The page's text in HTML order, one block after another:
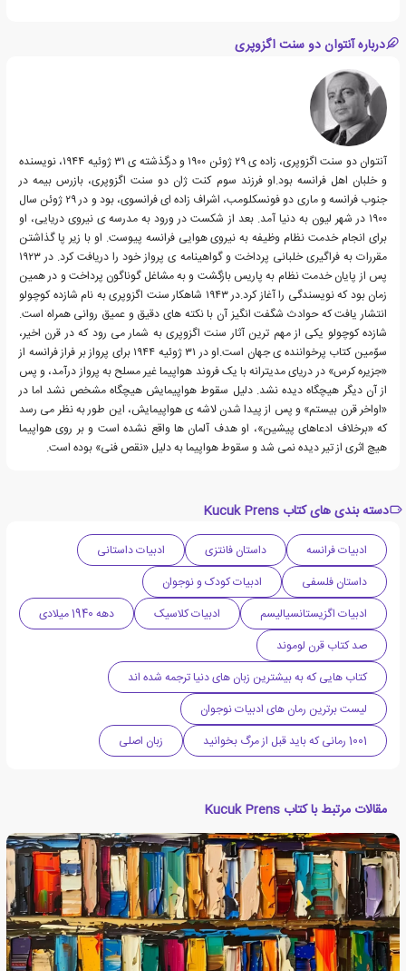
درباره آنتوان دو سنت اگزوپری
آنتوان دو سنت اگزوپری، زاده ی ۲۹ ژوئن ۱۹۰۰ و درگذشته ی ۳۱ ژوئیه ۱۹۴۴، نویسنده
و خلبان اهل فرانسه بود.او فرزند سوم کنت ژان دو سنت اگزوپری، بازرس بیمه در
جنوب فرانسه و ماری دو فونسکلومب، اشراف زاده ای فرانسوی، بود و در ۲۹ ژوئن سال
۱۹۰۰ در شهر لیون به دنیا آمد. بعد از شکست در ورود به مدرسه ی نیروی دریایی، او
برای انجام خدمت نظام وظیفه به نیروی هوایی فرانسه پیوست. او با زیر پا گذاشتن
مقررات به فراگیری خلبانی پرداخت و گواهینامه ی پرواز خود را دریافت کرد. در ۱۹۲۳
پس از پایان خدمت نظام به پاریس بازگشت و به مشاغل گوناگون پرداخت و در همین
زمان بود که نویسندگی را آغاز کرد.در ۱۹۴۳ شاهکار سنت اگزوپری به نام شازده کوچولو
انتشار یافت که حوادث شگفت انگیز آن با نکته های دقیق و عمیق روانی همراه است.
شازده کوچولو یکی از مهم ترین آثار سنت اگزوپری به شمار می رود که در قرن اخیر،
سوّمین کتاب پرخواننده ی جهان است.او در ۳۱ ژوئیه ۱۹۴۴ برای پرواز بر فراز فرانسه از
«جزیره کرس» در دریای مدیترانه با یک فروند هواپیما غیر مسلح به پرواز درآمد، و پس
از آن دیگر هیچگاه دیده نشد. دلیل سقوط هواپیمایش هیچگاه مشخص نشد اما در
«اواخر قرن بیستم» و پس از پیدا شدن لاشه ی هواپیمایش، این طور به نظر می رسد
که «برخلاف ادعاهای پیشین»، او هدف آلمان ها واقع نشده است و بر روی هواپیما
هیچ اثری از تیر دیده نمی شد و سقوط هواپیما به دلیل «نقص فنی» بوده است.
دسته بندی های کتاب Kucuk Prens
ادبیات فرانسه داستان فانتزی
ادبیات داستانی
داستان فلسفی
ادبیات کودک و نوجوان
ادبیات اگزیستانسیالیسم
ادبیات کلاسیک
دهه 1940 میلادی
صد کتاب قرن لوموند
کتاب هایی که به بیشترین زبان های دنیا ترجمه شده اند
لیست برترین رمان های ادبیات نوجوان
1001 رمانی که باید قبل از مرگ بخوانید
زبان اصلی
مقالات مرتبط با کتاب Kucuk Prens